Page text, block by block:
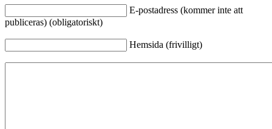
E-postadress (kommer inte att
publiceras) (obligatoriskt)
Hemsida (frivilligt)